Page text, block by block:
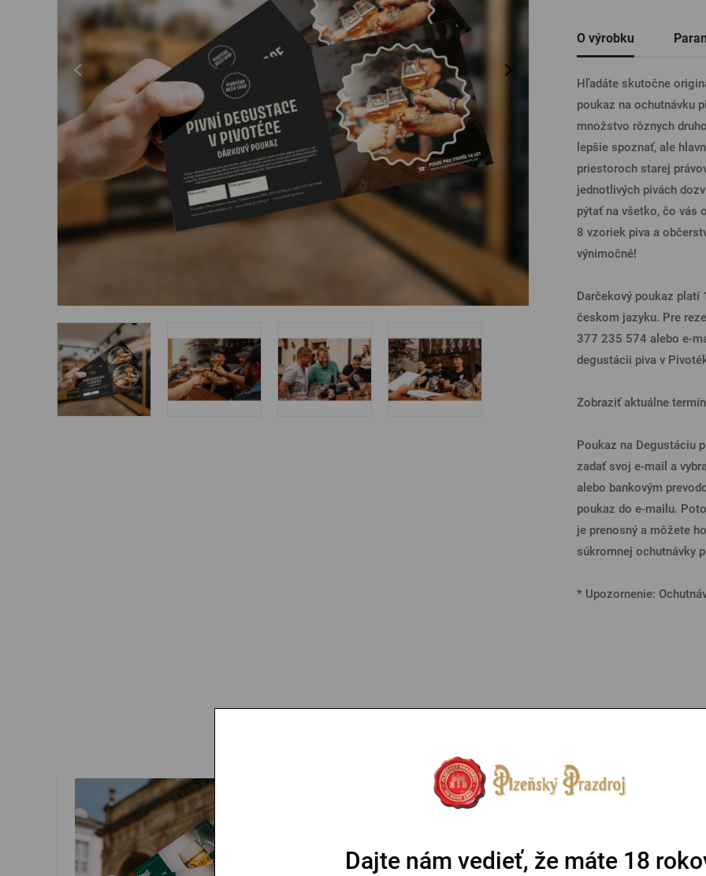
Boxerky
Ostatné
Šperky
Slnečné okuliare
Ostatné
Ostatné
O výrobku
Hľadáte skutočne
poukaz na ochutnávku
množstvo rôznych
lepšie spoznať, ale
priestoroch starej
jednotlivých pivách
pýtať na všetko, čo vás
8 vzoriek piva a
výnimočné!
Darčekový poukaz platí
českom jazyku. Pre
377 235 574 alebo e-
degustácii piva v
Zobraziť aktuálne
Poukaz na Degustáciu
zadať svoj e-mail a
alebo bankovým
poukaz do e-mailu.
je prenosný a môžete
súkromnej ochutnávky
* Upozornenie:
Dajte nám vedieť, že máte 18